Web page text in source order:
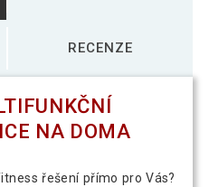
RECENZE
NA DOMA
řešení přímo pro Vás?